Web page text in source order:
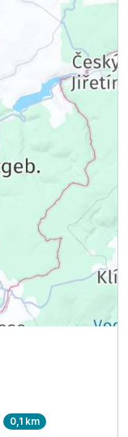
0,1 km